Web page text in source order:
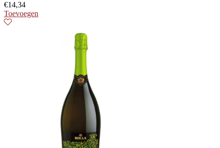
€14,34
Toevoegen